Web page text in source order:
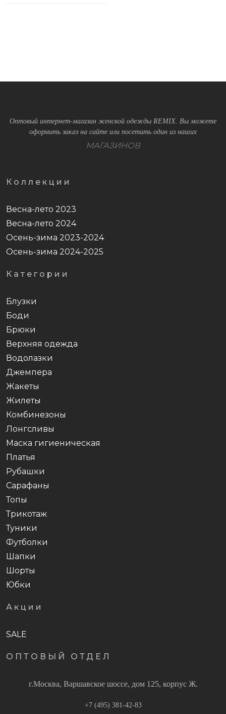
Оптовый интернет-магазин женской одежды REMIX. Вы можете
оформить заказ на сайте или посетить один из наших
МАГАЗИНОВ
Коллекции
Весна-лето 2023
Весна-лето 2024
Осень-зима 2023-2024
Осень-зима 2024-2025
Категории
Блузки
Боди
Брюки
Верхняя одежда
Водолазки
Джемпера
Жакеты
Жилеты
Комбинезоны
Лонгсливы
Маска гигиеническая
Платья
Рубашки
Сарафаны
Топы
Трикотаж
Туники
Футболки
Шапки
Шорты
Юбки
Акции
SALE
ОПТОВЫЙ ОТДЕЛ
г.Москва, Варшавское шоссе, дом 125, корпус Ж.
+7 (495) 381-42-83